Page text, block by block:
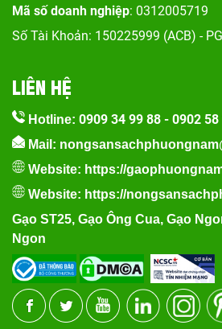
Mã số doanh nghiệp: 0312005719
Số Tài Khoản: 150225999 (ACB) -
LIÊN HỆ
Hotline: 0909 34 99 88 - 0902 58
Mail:
Website: https://
Website: https://
Gạo ST25, Gạo Ông Cua, Gạo
Ngon